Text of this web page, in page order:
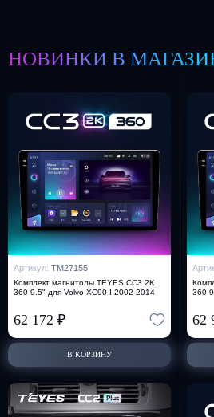
НОВИНКИ В
Артикул: TM27155
Комплект магнитолы TEYES CC3 2K
360 9.5" для Volvo XC90 I 2002-2014
62 172 ₽
В КОРЗИНУ
360
62